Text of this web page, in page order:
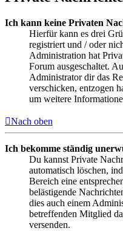
Ich kann keine Privaten
Hierfür kann es drei
registriert und / oder
Administration hat
Forum ausgeschaltet.
Administrator dir das
verschicken, entzogen
um weitere
Nach oben
Ich bekomme ständig
Du kannst Private
automatisch löschen,
Bereich eine
belästigende
dies auch einem
betreffenden Mitglied
versenden.